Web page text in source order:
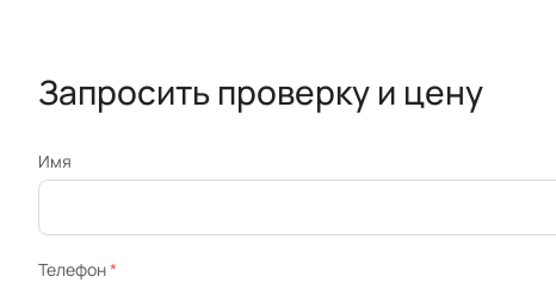
Запросить проверку и цену
Имя
Телефон*